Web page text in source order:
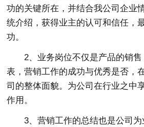
功的关键所在，并结合我公司企业
统介绍，获得业主的认可和信任，
功。
2、业务岗位不仅是产品的销售
表，营销工作的成功与优秀是否，
司的整体面貌。为公司在行业之中
作用。
3、营销工作的总结也是公司为